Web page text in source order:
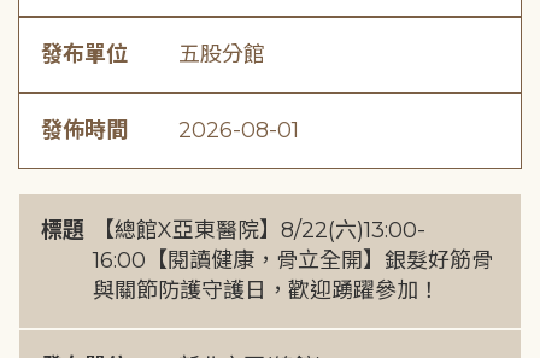
發布單位 五股分館
發佈時間 2026-08-01
標題
【總館X亞東醫院】8/22(六)13:00-
16:00【閱讀健康，骨立全開】銀髮好筋骨
與關節防護守護日，歡迎踴躍參加！